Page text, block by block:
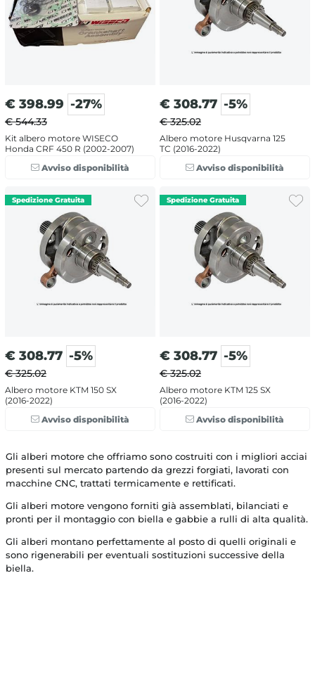
€ 398.99 -27%
€ 544.33
Kit albero motore WISECO
Honda CRF 450 R (2002-2007)
Avviso disponibilità
€ 308.77 -5%
€ 325.02
Albero motore Husqvarna 125
TC (2016-2022)
Avviso disponibilità
€ 308.77 -5%
€ 325.02
Albero motore KTM 150 SX
(2016-2022)
Avviso disponibilità
€ 308.77 -5%
€ 325.02
Albero motore KTM 125 SX
(2016-2022)
Avviso disponibilità
Gli alberi motore che offriamo sono costruiti con i migliori acciai
presenti sul mercato partendo da grezzi forgiati, lavorati con
macchine CNC, trattati termicamente e rettificati.
Gli alberi motore vengono forniti già assemblati, bilanciati e
pronti per il montaggio con biella e gabbie a rulli di alta qualità.
Gli alberi montano perfettamente al posto di quelli originali e
sono rigenerabili per eventuali sostituzioni successive della
biella.